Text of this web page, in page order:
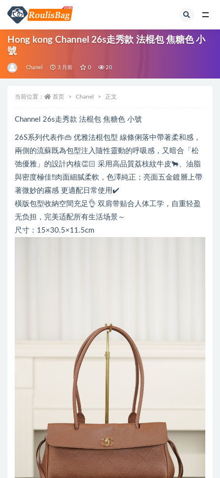
Hong kong Channel 26s走秀款 法棍包 焦糖色 小
號
Chanel 3 月前 0 20
当前位置： 首页 Chanel 正文
Channel 26s走秀款 法棍包 焦糖色 小號
26S系列代表作👜 优雅法棍包型 線條俐落中帶著柔和感，
兩側的流蘇既為包型注入隨性靈動的呼吸感，又暗合「松
弛優雅」的設計內核👏🏻 采用高品質荔枝紋牛皮🐂、油脂
與密度極佳‼️肉面細膩柔軟，色澤純正；亮面五金鍍層上帶
著微妙的霧感 更適配日常使用✔️
橫版包型收納空間充足👌 双肩带贴合人体工学，自重轻盈
无负担，完美适配所有生活场景～
尺寸：15×30.5×11.5cm